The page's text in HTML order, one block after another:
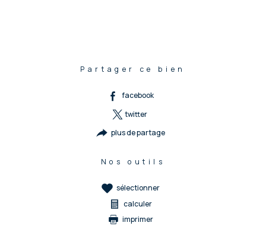
Partager ce bien
facebook
twitter
plus de partage
Nos outils
sélectionner
calculer
imprimer